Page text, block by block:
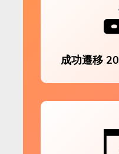
成功遷移